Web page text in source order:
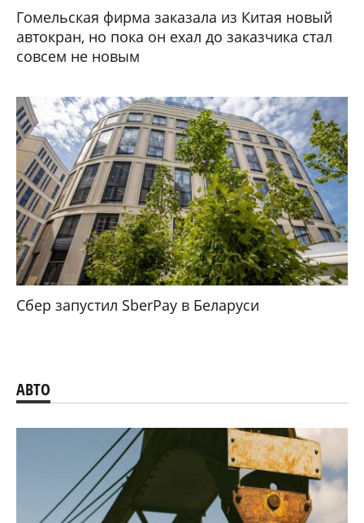
Гомельская фирма заказала из Китая новый
автокран, но пока он ехал до заказчика стал
совсем не новым
Сбер запустил SberPay в Беларуси
АВТО